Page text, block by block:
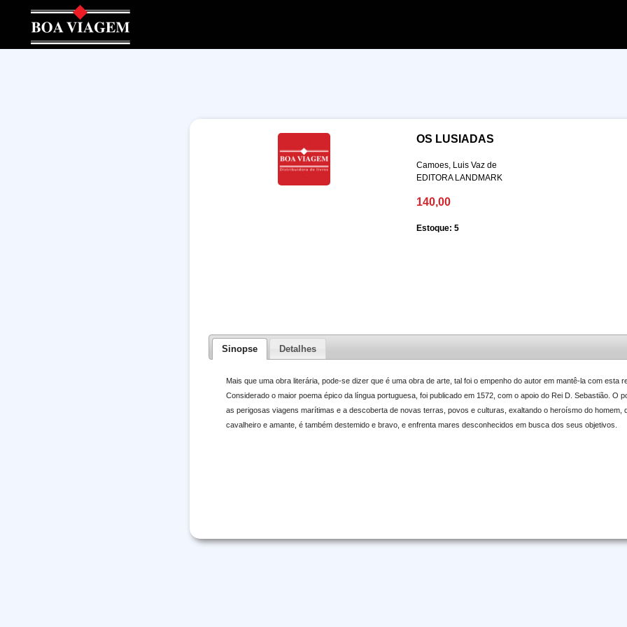
OS LUSIADAS
Camoes, Luis Vaz de
EDITORA LANDMARK
140,00
Estoque: 5
Sinopse Detalhes
Mais que uma obra literária, pode-se dizer que é uma obra de arte, tal foi o empenho do autor em mantê-la com esta
Considerado o maior poema épico da língua portuguesa, foi publicado em 1572, com o apoio do Rei D. Sebastião. O
as perigosas viagens marítimas e a descoberta de novas terras, povos e culturas, exaltando o heroísmo do homem,
cavalheiro e amante, é também destemido e bravo, e enfrenta mares desconhecidos em busca dos seus objetivos.